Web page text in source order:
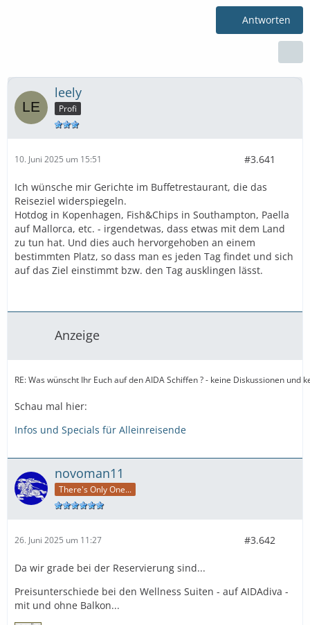
Antworten
leely
Profi
10. Juni 2025 um 15:51 #3.641
Ich wünsche mir Gerichte im Buffetrestaurant, die das
Reiseziel widerspiegeln.
Hotdog in Kopenhagen, Fish&Chips in Southampton, Paella
auf Mallorca, etc. - irgendetwas, dass etwas mit dem Land
zu tun hat. Und dies auch hervorgehoben an einem
bestimmten Platz, so dass man es jeden Tag findet und sich
auf das Ziel einstimmt bzw. den Tag ausklingen lässt.
Anzeige
RE: Was wünscht Ihr Euch auf den AIDA Schiffen ? - keine Diskussionen
Schau mal hier:
Infos und Specials für Alleinreisende
novoman11
There's Only One...
26. Juni 2025 um 11:27 #3.642
Da wir grade bei der Reservierung sind...
Preisunterschiede bei den Wellness Suiten - auf AIDAdiva -
mit und ohne Balkon...